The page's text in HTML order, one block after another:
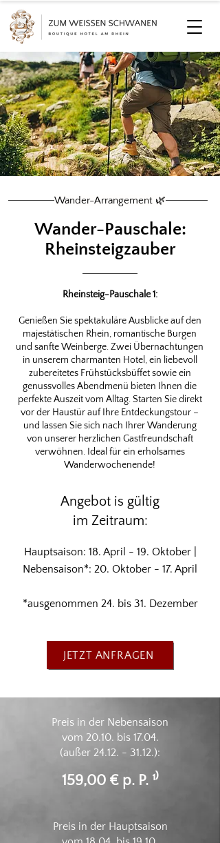
Wander-Arrangement 🌿
Wander-Pauschale:
Rheinsteigzauber
Rheinsteig-Pauschale 1:
Genießen Sie spektakuläre Ausblicke auf den
majestätischen Rhein, romantische Burgen
und sanfte Weinberge. Zwei Übernachtungen
in unserem charmanten Hotel, ein liebevoll
zubereitetes Frühstücksbüffet sowie ein
genussvolles Abendmenü bieten Ihnen die
perfekte Auszeit vom Alltag. Starten Sie direkt
vor der Haustür auf Ihre Entdeckungstour –
und lassen Sie sich nach Ihrer Wanderung
von unserer herzlichen Gastfreundschaft
verwöhnen. Ideal für ein erholsames
Wanderwochenende!
Angebot is gültig
im Zeitraum:
Hauptsaison: 18. April - 19. Oktober |
Nebensaison*: 20. Oktober - 17. April
*ausgenommen 24. bis 31. Dezember
JETZT ANFRAGEN
Preis in der Nebensaison
vom 20.10. bis 17.04.
(außer 24.12. - 31.12.):
159,00 € p. P. ¹⁾
Preis in der Hauptsaison